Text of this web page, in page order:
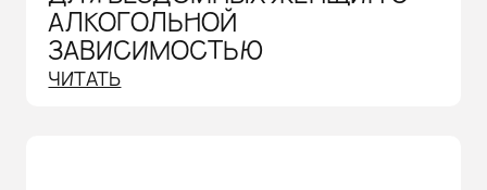
АЛКОГОЛЬНОЙ
ЗАВИСИМОСТЬЮ
ЧИТАТЬ